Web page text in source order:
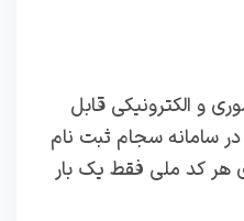
صورت حضوری و الکترونیکی قابل
سامانه سجام ثبت نام
هر کد ملی فقط یک بار